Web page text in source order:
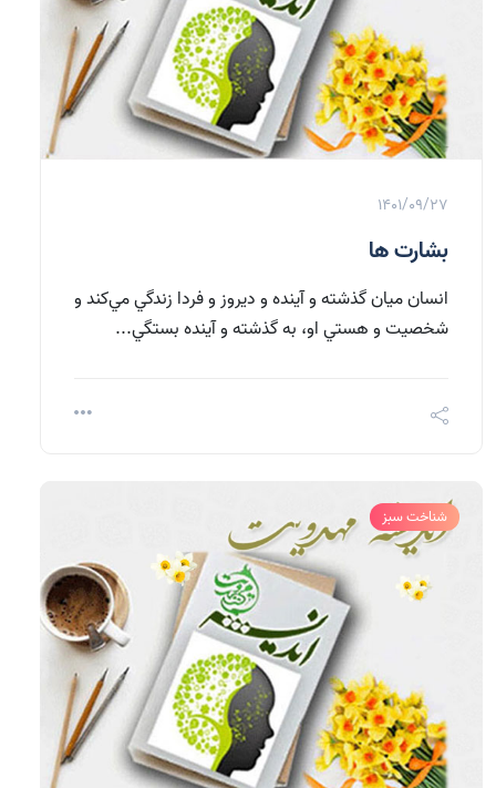
1401/09/27
بشارت ها
انسان ميان گذشته و آينده و ديروز و فردا زندگي مي‌كند و
شخصيت و هستي او، به گذشته و آينده بستگي...
شناخت سبز